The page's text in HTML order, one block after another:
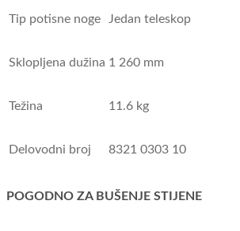
Tip potisne noge Jedan teleskop
Sklopljena dužina 1 260 mm
Težina 11.6 kg
Delovodni broj 8321 0303 10
POGODNO ZA BUŠENJE STIJENE